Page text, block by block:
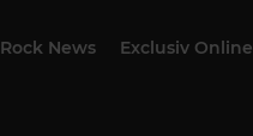
Rock News Exclusiv Online